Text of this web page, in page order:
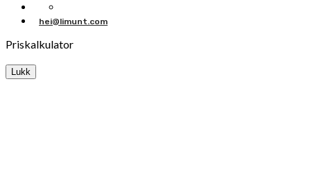
hei@limunt.com
Priskalkulator
Lukk